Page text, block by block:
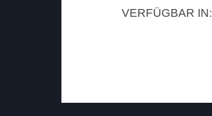
VERFÜGBAR IN: